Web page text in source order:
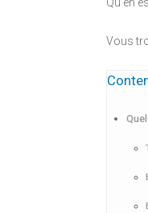
Vous